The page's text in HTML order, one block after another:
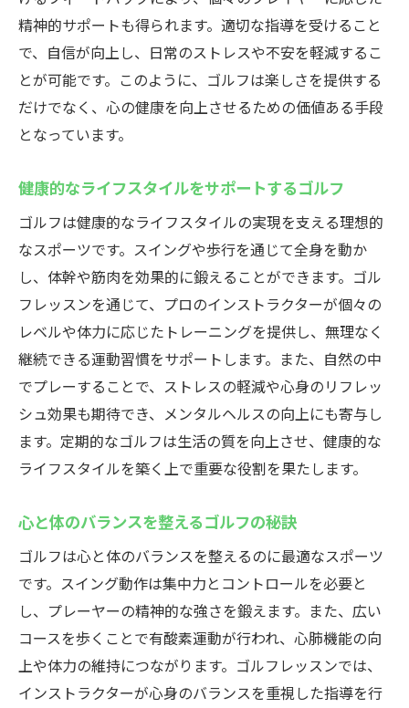
精神的サポートも得られます。適切な指導を受けること
で、自信が向上し、日常のストレスや不安を軽減するこ
とが可能です。このように、ゴルフは楽しさを提供する
だけでなく、心の健康を向上させるための価値ある手段
となっています。
健康的なライフスタイルをサポートするゴルフ
ゴルフは健康的なライフスタイルの実現を支える理想的
なスポーツです。スイングや歩行を通じて全身を動か
し、体幹や筋肉を効果的に鍛えることができます。ゴル
フレッスンを通じて、プロのインストラクターが個々の
レベルや体力に応じたトレーニングを提供し、無理なく
継続できる運動習慣をサポートします。また、自然の中
でプレーすることで、ストレスの軽減や心身のリフレッ
シュ効果も期待でき、メンタルヘルスの向上にも寄与し
ます。定期的なゴルフは生活の質を向上させ、健康的な
ライフスタイルを築く上で重要な役割を果たします。
心と体のバランスを整えるゴルフの秘訣
ゴルフは心と体のバランスを整えるのに最適なスポーツ
です。スイング動作は集中力とコントロールを必要と
し、プレーヤーの精神的な強さを鍛えます。また、広い
コースを歩くことで有酸素運動が行われ、心肺機能の向
上や体力の維持につながります。ゴルフレッスンでは、
インストラクターが心身のバランスを重視した指導を行